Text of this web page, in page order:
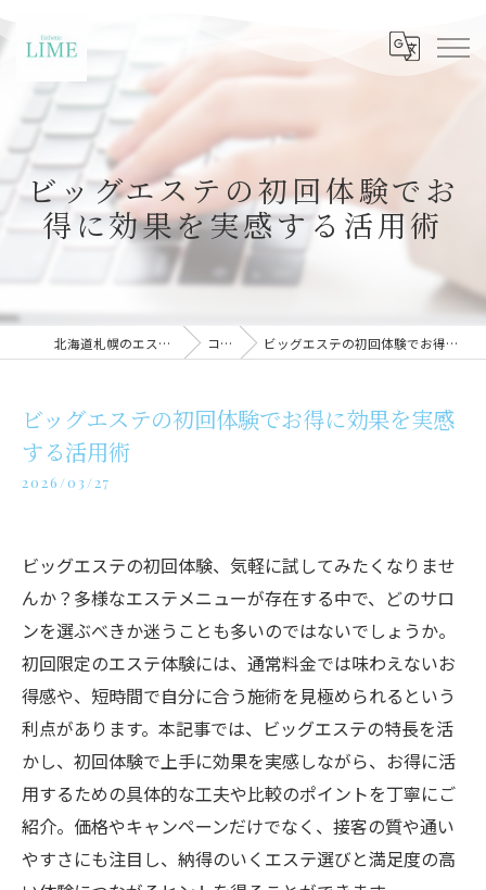
ビッグエステの初回体験でお
得に効果を実感する活用術
北海道札幌のエステならLIME札幌 コラム ビッグエステの初回体験でお得に効果を実感する活用術
ビッグエステの初回体験でお得に効果を実感
する活用術
2026/03/27
ビッグエステの初回体験、気軽に試してみたくなりませ
んか？多様なエステメニューが存在する中で、どのサロ
ンを選ぶべきか迷うことも多いのではないでしょうか。
初回限定のエステ体験には、通常料金では味わえないお
得感や、短時間で自分に合う施術を見極められるという
利点があります。本記事では、ビッグエステの特長を活
かし、初回体験で上手に効果を実感しながら、お得に活
用するための具体的な工夫や比較のポイントを丁寧にご
紹介。価格やキャンペーンだけでなく、接客の質や通い
やすさにも注目し、納得のいくエステ選びと満足度の高